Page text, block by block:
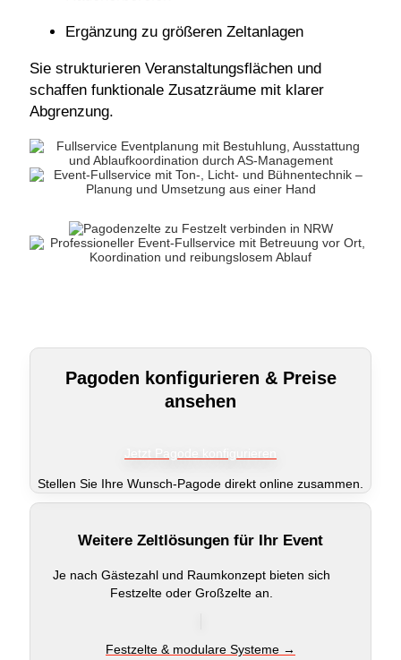
Ergänzung zu größeren Zeltanlagen
Sie strukturieren Veranstaltungsflächen und
schaffen funktionale Zusatzräume mit klarer
Abgrenzung.
Pagoden konfigurieren & Preise
ansehen
Jetzt Pagode konfigurieren
Stellen Sie Ihre Wunsch-Pagode direkt online zusammen.
Weitere Zeltlösungen für Ihr Event
Je nach Gästezahl und Raumkonzept bieten sich
Festzelte oder Großzelte an.
Festzelte & modulare Systeme →